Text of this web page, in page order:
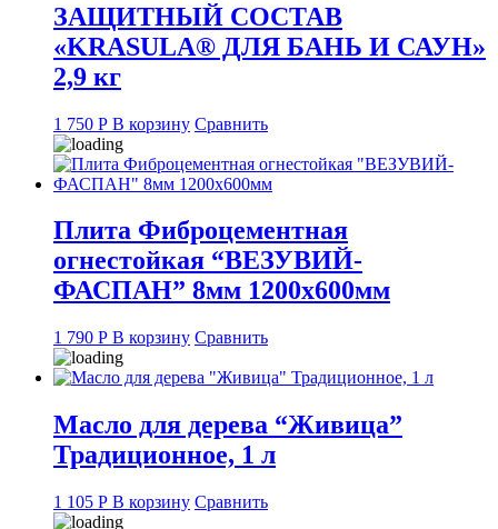
ЗАЩИТНЫЙ СОСТАВ
«KRASULA® ДЛЯ БАНЬ И САУН»
2,9 кг
1 750 Р В корзину Сравнить
Плита Фиброцементная
огнестойкая “ВЕЗУВИЙ-
ФАСПАН” 8мм 1200х600мм
1 790 Р В корзину Сравнить
Масло для дерева “Живица”
Традиционное, 1 л
1 105 Р В корзину Сравнить